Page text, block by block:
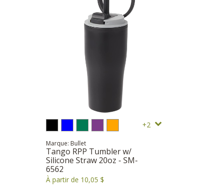
2
Marque: Bullet
Tango RPP Tumbler w/
Silicone Straw 20oz - SM-
6562
À partir de 10,05 $